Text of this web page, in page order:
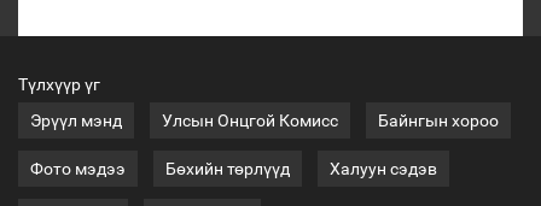
Түлхүүр үг
Эрүүл мэнд
Улсын Онцгой Комисс Байнгын хороо
Фото мэдээ Бөхийн төрлүүд Халуун сэдэв